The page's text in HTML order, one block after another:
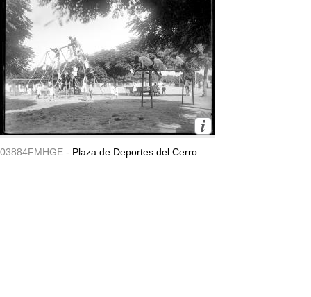
03884FMHGE - Plaza de Deportes del Cerro.